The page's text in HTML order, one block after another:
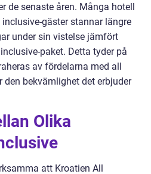
de senaste åren. Många hotell
gäster stannar längre
under sin vistelse jämfört
paket. Detta tyder på
av fördelarna med all
bekvämlighet det erbjuder
Olika
att Kroatien All